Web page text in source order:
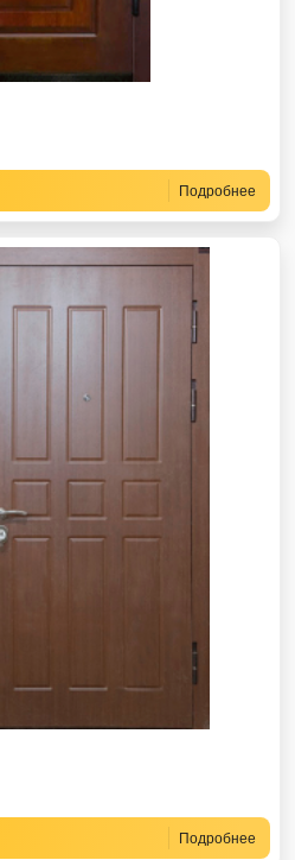
Подробнее
Подробнее